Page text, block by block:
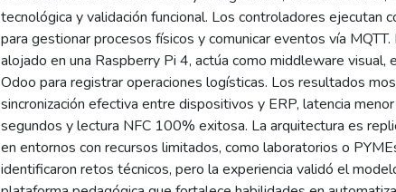
tecnológica y validación funcional. Los controladores ejecutan
para gestionar procesos físicos y comunicar eventos vía
alojado en una Raspberry Pi 4, actúa como middleware visual,
Odoo para registrar operaciones logísticas. Los resultados
sincronización efectiva entre dispositivos y ERP, latencia menor
segundos y lectura NFC 100% exitosa. La arquitectura es
en entornos con recursos limitados, como laboratorios o
identificaron retos técnicos, pero la experiencia validó el